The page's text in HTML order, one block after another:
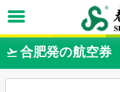
 合肥発の航空券